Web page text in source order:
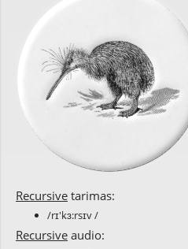
Recursive tarimas:
/rɪ'kɜ:rsɪv /
Recursive audio: